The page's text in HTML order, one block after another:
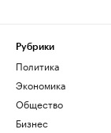
Рубрики
Политика
Экономика
Общество
Бизнес